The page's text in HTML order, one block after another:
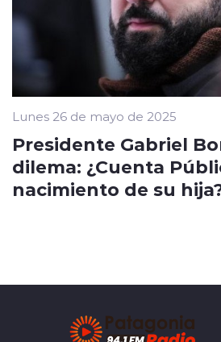
Lunes 26 de mayo de 2025
Presidente Gabriel
dilema: ¿Cuenta
nacimiento de su